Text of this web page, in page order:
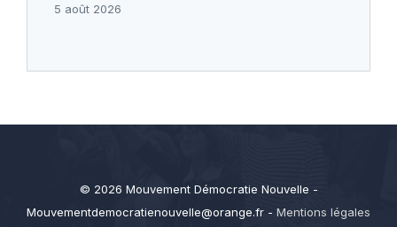
5 août 2026
© 2026 Mouvement Démocratie Nouvelle -
Mouvementdemocratienouvelle@orange.fr - Mentions légales